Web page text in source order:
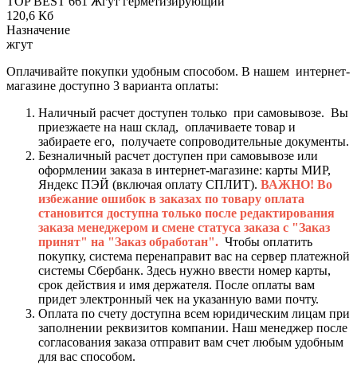
120,6 Кб
Назначение
жгут
Оплачивайте покупки удобным способом. В нашем интернет-
магазине доступно 3 варианта оплаты:
Наличный расчет доступен только при самовывозе. Вы
приезжаете на наш склад, оплачиваете товар и
забираете его, получаете сопроводительные документы.
Безналичный расчет доступен при самовывозе или
оформлении заказа в интернет-магазине: карты МИР,
Яндекс ПЭЙ (включая оплату СПЛИТ). ВАЖНО! Во
избежание ошибок в заказах по товару оплата
становится доступна только после редактирования
заказа менеджером и смене статуса заказа с "Заказ
принят" на "Заказ обработан". Чтобы оплатить
покупку, система перенаправит вас на сервер платежной
системы Сбербанк. Здесь нужно ввести номер карты,
срок действия и имя держателя. После оплаты вам
придет электронный чек на указанную вами почту.
Оплата по счету доступна всем юридическим лицам при
заполнении реквизитов компании. Наш менеджер после
согласования заказа отправит вам счет любым удобным
для вас способом.